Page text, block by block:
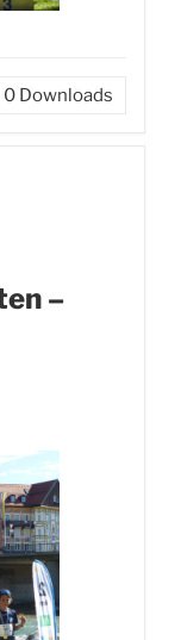
0 Downloads
–